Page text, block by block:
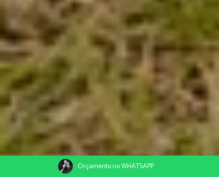
Orçamento no WHATSAPP